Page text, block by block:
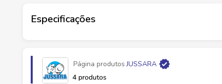
Especificações
Fabricante USINA DE LATICINIOS JUSSARA
Página produtos JUSSARA
4 produtos